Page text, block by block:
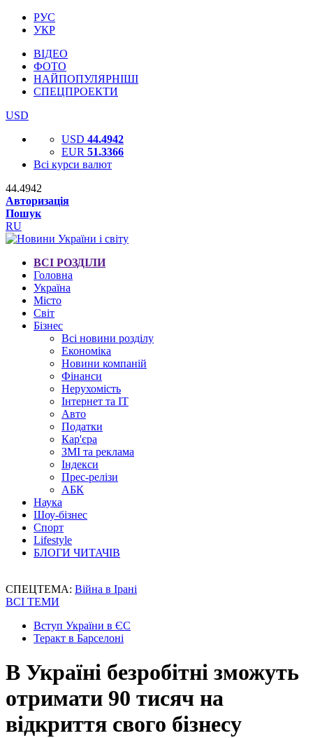
РУС
УКР
ВІДЕО
ФОТО
НАЙПОПУЛЯРНІШІ
СПЕЦПРОЕКТИ
USD
USD 44.4942
EUR 51.3366
Всі курси валют
44.4942
Авторизація
Пошук
RU
ВСІ РОЗДІЛИ
Головна
Україна
Місто
Світ
Бізнес
Всі новини розділу
Економіка
Новини компаній
Фінанси
Нерухомість
Інтернет та IT
Авто
Податки
Кар'єра
ЗМІ та реклама
Індекси
Прес-релізи
АБК
Наука
Шоу-бізнес
Спорт
Lifestyle
БЛОГИ ЧИТАЧІВ
СПЕЦТЕМА: Війна в Ірані
ВСІ ТЕМИ
Вступ України в ЄС
Теракт в Барселоні
В Україні безробітні зможуть
отримати 90 тисяч на
відкриття свого бізнесу